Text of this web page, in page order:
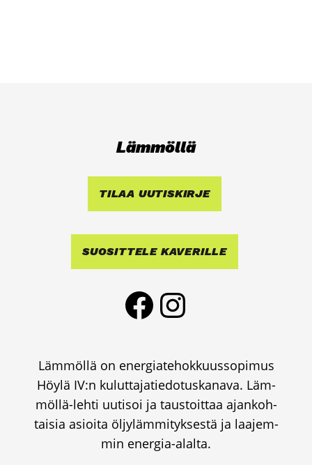
Läm­möl­lä
TILAA UUTIS­KIR­JE
SUO­SIT­TE­LE KAVE­RIL­LE
Face­bookIns­ta­gram
Läm­möl­lä on ener­gia­te­hok­kuus­so­pi­mus
Höy­lä IV:n kulut­ta­ja­tie­do­tus­ka­na­va. Läm­
möl­lä-leh­ti uuti­soi ja taus­toit­taa ajan­koh­
tai­sia asioi­ta öljy­läm­mi­tyk­ses­tä ja laa­jem­
min ener­gia-alal­ta.